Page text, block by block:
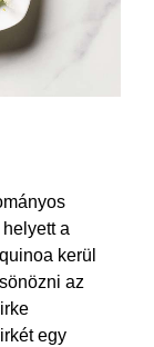
a
kerül
az
egy